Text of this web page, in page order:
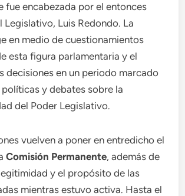
fue encabezada por el entonces
Legislativo, Luis Redondo. La
en medio de cuestionamientos
esta figura parlamentaria y el
decisiones en un periodo marcado
y debates sobre la
del Poder Legislativo.
vuelven a poner en entredicho el
Comisión Permanente, además de
y el propósito de las
mientras estuvo activa. Hasta el